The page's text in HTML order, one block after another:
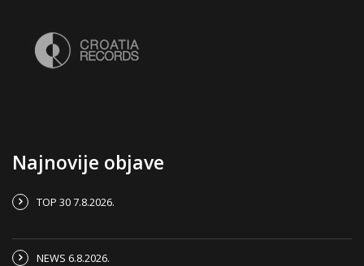
Najnovije objave
TOP 30 7.8.2026.
NEWS 6.8.2026.